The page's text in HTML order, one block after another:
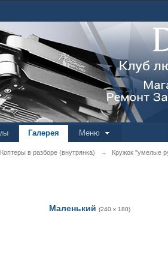
Галерея Меню
Коптеры в разборе (внутрянка) → Кружок "умелые
Маленький (240 x 180)